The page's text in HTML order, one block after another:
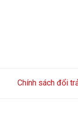
Chính sách đổi